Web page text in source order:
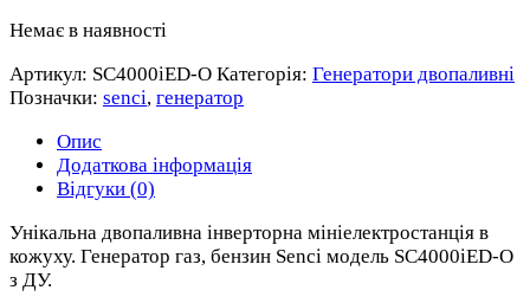
Немає в наявності
Артикул: SC4000iED-O Категорія: Генератори двопаливні
Позначки: senci, генератор
Опис
Додаткова інформація
Відгуки (0)
Унікальна двопаливна інверторна мініелектростанція в
кожуху. Генератор газ, бензин Senci модель SC4000iED-O
з ДУ.